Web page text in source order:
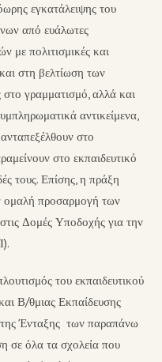
εγκατάλειψης του
από ευάλωτες
με πολιτισμικές και
και στη βελτίωση των
γραμματισμό, αλλά και
αντικείμενα,
στο
στο εκπαιδευτικό
τους. Επίσης, η πράξη
ομαλή προσαρμογή των
Δομές Υποδοχής για την
του εκπαιδευτικού
Β/θμιας Εκπαίδευσης
της Ένταξης των παραπάνω
σε όλα τα σχολεία που